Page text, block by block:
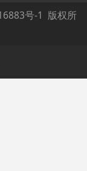
号-1 版权所